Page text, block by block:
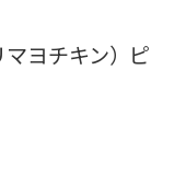
ヨチキン）ピ